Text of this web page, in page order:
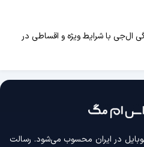
ال‌جی با شرایط ویژه و اقساطی در
در ایران محسوب می‌شود. رسالت